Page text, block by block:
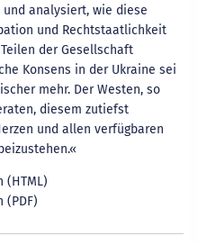
und analysiert, wie diese
und Rechtstaatlichkeit
der Gesellschaft
Konsens in der Ukraine sei
mehr. Der Westen, so
diesem zutiefst
und allen verfügbaren
(HTML)
(PDF)